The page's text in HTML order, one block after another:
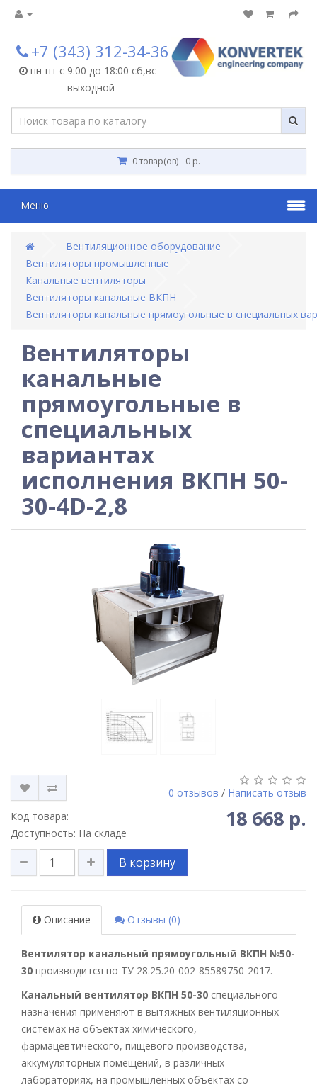
+7 (343) 312-34-36
пн-пт с 9:00 до 18:00 сб,вс -
выходной
0 товар(ов) - 0 р.
Меню
Вентиляционное оборудование
Вентиляторы промышленные
Канальные вентиляторы
Вентиляторы канальные ВКПН
Вентиляторы канальные прямоугольные в специальных
Вентиляторы
канальные
прямоугольные в
специальных
вариантах
исполнения ВКПН 50-
30-4D-2,8
0 отзывов / Написать отзыв
Код товара:
Доступность: На складе
18 668 р.
В корзину
Описание Отзывы (0)
Вентилятор канальный прямоугольный ВКПН №50-
30 производится по ТУ 28.25.20-002-85589750-2017.
Канальный вентилятор ВКПН 50-30 специального
назначения применяют в вытяжных вентиляционных
системах на объектах химического,
фармацевтического, пищевого производства,
аккумуляторных помещений, в различных
лабораториях, на промышленных объектах со